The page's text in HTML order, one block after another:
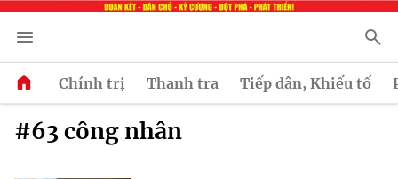
Chính trị Thanh tra Tiếp dân, Khiếu tố
#63 công nhân